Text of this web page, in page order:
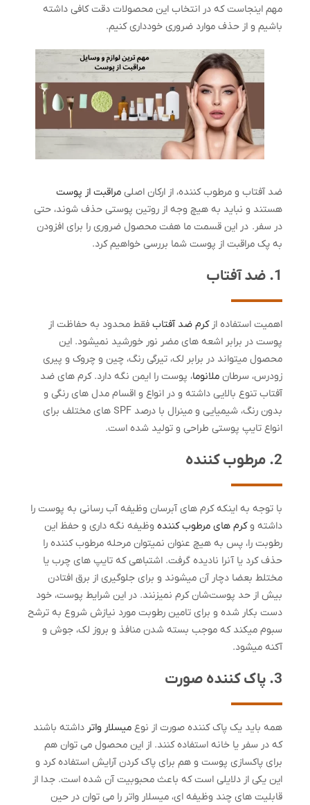
مهم اینجاست که در انتخاب این محصولات دقت کافی داشته
باشیم و از حذف موارد ضروری خودداری کنیم.
ضد آفتاب و مرطوب کننده، از ارکان اصلی مراقبت از پوست
هستند و نباید به هیچ وجه از روتین پوستی حذف شوند، حتی
در سفر. در این قسمت ما هفت محصول ضروری را برای افزودن
به پک مراقبت از پوست شما بررسی خواهیم کرد.
1. ضد آفتاب
اهمیت استفاده ازکرم ضد آفتاب فقط محدود به حفاظت از
پوست در برابر اشعه های مضر نور خورشید نمیشود. این
محصول میتواند در برابر لک، تیرگی رنگ، چین و چروک و پیری
زودرس، سرطان ملانوما، پوست را ایمن نگه دارد. کرم های ضد
آفتاب تنوع بالایی داشته و در انواع و اقسام مدل های رنگی و
بدون رنگ، شیمیایی و مینرال با درصد SPF های مختلف برای
انواع تایپ پوستی طراحی و تولید شده است.
2. مرطوب کننده
با توجه به اینکه کرم های آبرسان وظیفه آب رسانی به پوست را
داشته وکرم های مرطوب کننده وظیفه نگه داری و حفظ این
رطوبت را، پس به هیچ عنوان نمیتوان مرحله مرطوب کننده را
حذف کرد یا آنرا نادیده گرفت. اشتباهی که تایپ های چرب یا
مختلط بعضا دچار آن میشوند و برای جلوگیری از برق افتادن
بیش از حد پوست‌شان کرم نمیزنند. در این شرایط پوست، خود
دست بکار شده و برای تامین رطوبت مورد نیازش شروع به ترشح
سبوم میکند که موجب بسته شدن منافذ و بروز لک، جوش و
آکنه میشود.
3. پاک کننده صورت
همه باید یک پاک کننده صورت از نوع میسلار واتر داشته باشند
که در سفر یا خانه استفاده کنند. از این محصول می توان هم
برای پاکسازی پوست و هم برای پاک کردن آرایش استفاده کرد و
این یکی از دلایلی است که باعث محبوبیت آن شده است. جدا از
قابلیت های چند وظیفه ای، میسلار واتر را می توان در حین